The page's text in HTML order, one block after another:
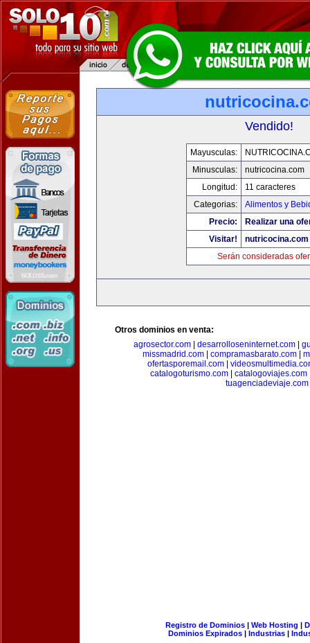
Vendido!
Mayusculas:
Minusculas:
nutricocina.com
Longitud:
11 caracteres
Categorias:
Alimentos y
Precio:
Realizar una
Visitar!
nutricocina.com
Serán consideradas
Otros dominios en venta:
agrosector.com
desarrolloseninternet.com
missmadrid.com| compramasbarato.com|
ofertasporemail.com
catalogoturismo.com
catalogoviajes.com
tuagenciadeviaje.com
Registro de Dominios| Web Hosting |
Dominios Expirados | Industrias |